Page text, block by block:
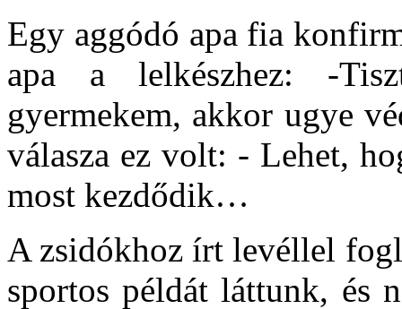
Egy aggódó apa fia
apa a lelkészhez: -
gyermekem, akkor ugye
válasza ez volt: - Lehet,
most kezdődik…
A zsidókhoz írt levéllel
sportos példát láttunk, és